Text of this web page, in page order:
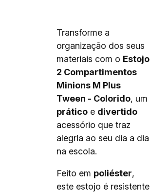
Transforme a
organização dos seus
materiais com o Estojo
2 Compartimentos
Minions M Plus
Tween - Colorido, um
prático e divertido
acessório que traz
alegria ao seu dia a dia
na escola.
Feito em poliéster,
este estojo é resistente